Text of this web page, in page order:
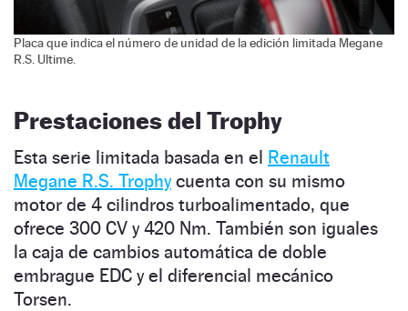
Placa que indica el número de unidad de la edición limitada Megane
R.S. Ultime.
Prestaciones del Trophy
Esta serie limitada basada en el Renault
Megane R.S. Trophycuenta con su mismo
motor de 4 cilindros turboalimentado, que
ofrece 300 CV y 420 Nm. También son iguales
la caja de cambios automática de doble
embrague EDC y el diferencial mecánico
Torsen.